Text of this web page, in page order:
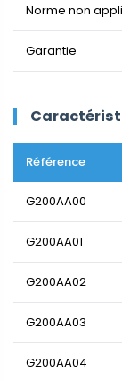
Norme non
Garantie
Référence
G200AA00
G200AA01
G200AA02
G200AA03
G200AA04